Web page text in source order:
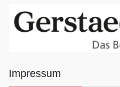
Impressum